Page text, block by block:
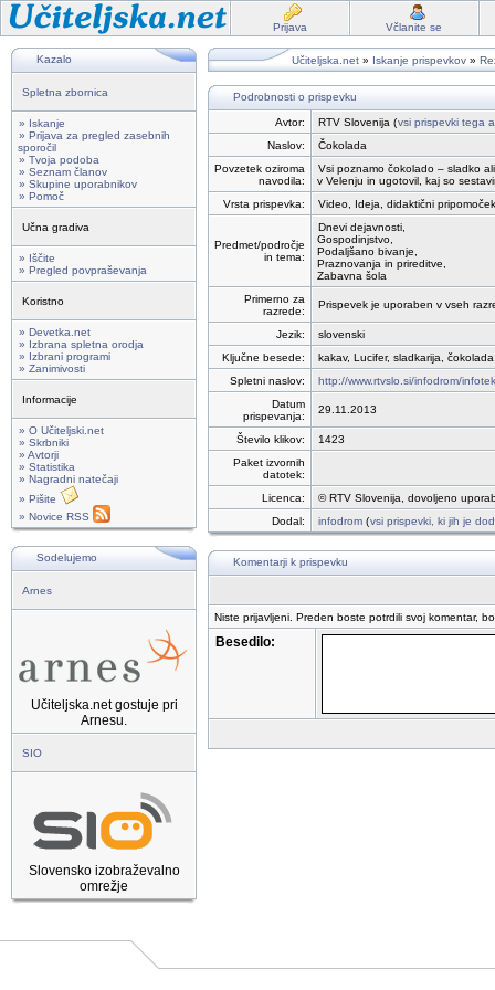
Prijava Včlanite se
Kazalo
Spletna zbornica
» Iskanje
» Prijava za pregled zasebnih
sporočil
» Tvoja podoba
» Seznam članov
» Skupine uporabnikov
» Pomoč
Učna gradiva
» Iščite
» Pregled povpraševanja
Koristno
» Devetka.net
» Izbrana spletna orodja
» Izbrani programi
» Zanimivosti
Informacije
» O Učiteljski.net
» Skrbniki
» Avtorji
» Statistika
» Nagradni natečaji
» Pišite
» Novice RSS
Sodelujemo
Arnes
Učiteljska.net gostuje pri
Arnesu.
SIO
Slovensko izobraževalno
omrežje
Učiteljska.net » Iskanje prispevkov »
Podrobnosti o prispevku
Avtor: RTV Slovenija (vsi prispevki tega
Naslov:
Čokolada
Povzetek oziroma
navodila:
Vsi poznamo čokolado – sladko
v Velenju in ugotovil, kaj so
Vrsta prispevka:
Video, Ideja, didaktični pripomoček
Predmet/področje
in tema:
Dnevi dejavnosti,
Gospodinjstvo,
Podaljšano bivanje,
Praznovanja in prireditve,
Zabavna šola
Primerno za
razrede:
Prispevek je uporaben v vseh
Jezik:
slovenski
Ključne besede:
kakav, Lucifer, sladkarija, čokolada
Spletni naslov:
http://www.rtvslo.si/infodrom/
Datum
prispevanja:
29.11.2013
Število klikov:
1423
Paket izvornih
datotek:
Licenca:
© RTV Slovenija, dovoljeno
Dodal:
infodrom (vsi prispevki, ki jih je
Komentarji k prispevku
Niste prijavljeni. Preden boste potrdili svoj komentar,
Besedilo: